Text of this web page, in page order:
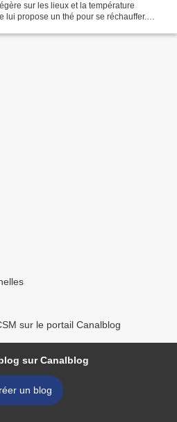
sur les lieux et la température
lui propose un thé pour se réchauffer.
sur le portail Canalblog
sur Canalblog
un blog